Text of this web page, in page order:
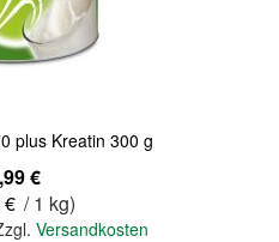
plus Kreatin 300 g
€
€ / 1 kg)
Versandkosten